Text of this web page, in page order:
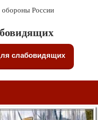
обороны России
слабовидящих